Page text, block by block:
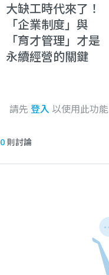
大缺工時代來了！
「企業制度」與
「育才管理」才是
永續經營的關鍵
請先 登入 以使用此功能
0 則討論